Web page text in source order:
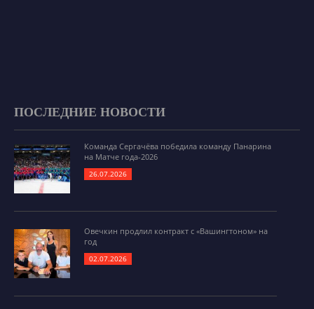
ПОСЛЕДНИЕ НОВОСТИ
Команда Сергачёва победила команду Панарина
на Матче года-2026
26.07.2026
Овечкин продлил контракт с «Вашингтоном» на
год
02.07.2026